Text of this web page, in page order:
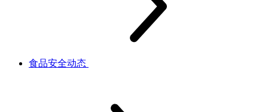
食品安全动态